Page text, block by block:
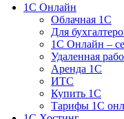
1С Онлайн
Облачная 1С
Для
1C Онлайн –
Удаленная
Аренда 1С
ИТС
Купить 1С
Тарифы 1С